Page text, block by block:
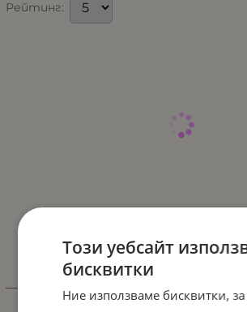
Рейтинг:
ИНФОРМАЦИЯ
Този уебсайт
бисквитки
Ние използваме бисквитки,